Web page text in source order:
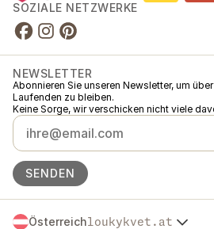
SOZIALE NETZWERKE
NEWSLETTER
Abonnieren Sie unseren Newsletter, um
Laufenden zu bleiben.
Keine Sorge, wir verschicken nicht viele
SENDEN
Österreichloukykvet.at